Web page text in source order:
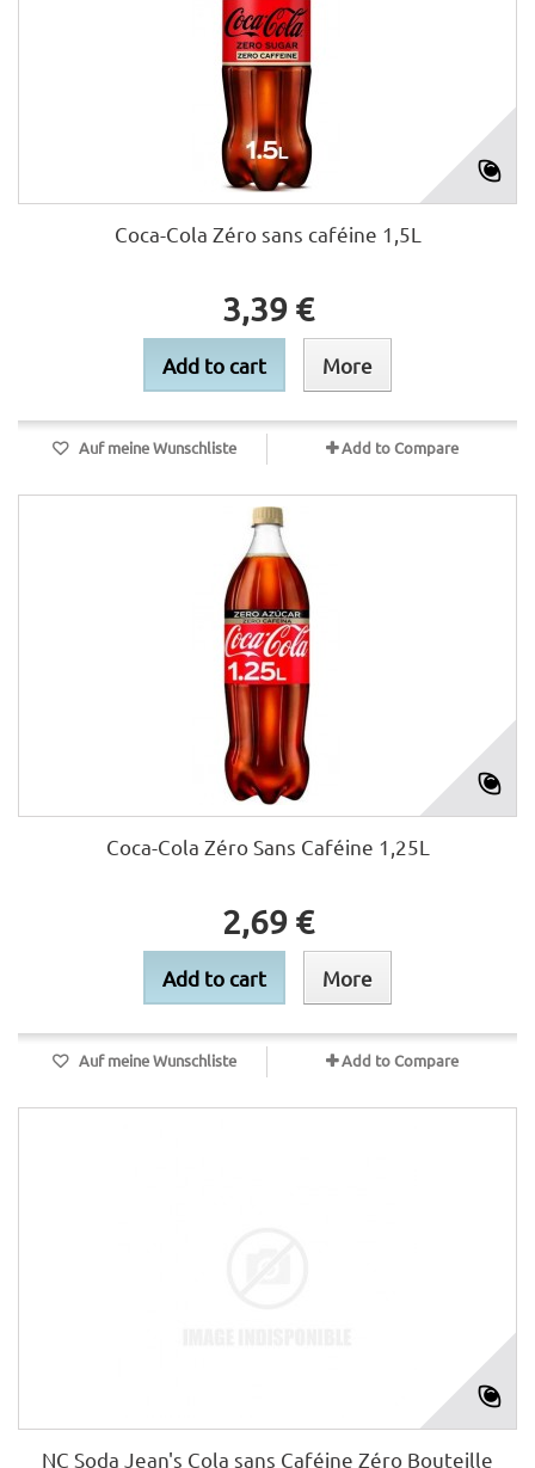
Coca-Cola Zéro sans caféine 1,5L
3,39 €
Add to cart More
Auf meine Wunschliste Add to Compare
Coca-Cola Zéro Sans Caféine 1,25L
2,69 €
Add to cart More
Auf meine Wunschliste Add to Compare
NC Soda Jean's Cola sans Caféine Zéro Bouteille